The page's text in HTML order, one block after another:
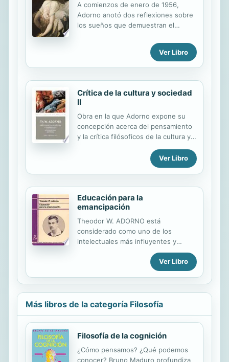
A comienzos de enero de 1956,
Adorno anotó dos reflexiones sobre
los sueños que demuestran el
respecto: «Ciertas experiencias
oníricas me permiten suponer que el
individuo vive su propia muerte como
entre sí en cuanto “nuestros”, sino
que forman también un continuo,
pertenecen a un mundo unitario, lo
mismo, por ejemplo, que todos los
relatos de Kafka transcurren en “lo
mismo”. Pero cuanto más
estrechamente conectados entre sí
están los sueños o se repiten, tanto
Ver Libro
Crítica de la cultura y sociedad
II
Obra en la que Adorno expone su
concepción acerca del pensamiento
y la crítica filósoficos de la cultura y
Ver Libro
Educación para la
emancipación
Theodor W. ADORNO está
considerado como uno de los
intelectuales más influyentes y
brillantes de este siglo, pero su
aportación pedagógica ha pasado
injustamente desapercibida hasta el
momento. Los grandes desastres
ocasionados por el nazismo y las
dictaduras le llevaron a valorar la
educativos en la construcción de
sociedades democráticas. En esta
también la formación puede conducir
Ver Libro
Más libros de la categoría Filosofía
Filosofía de la cognición
¿Cómo pensamos? ¿Qué podemos
conocer? Bruno Maduro profundiza